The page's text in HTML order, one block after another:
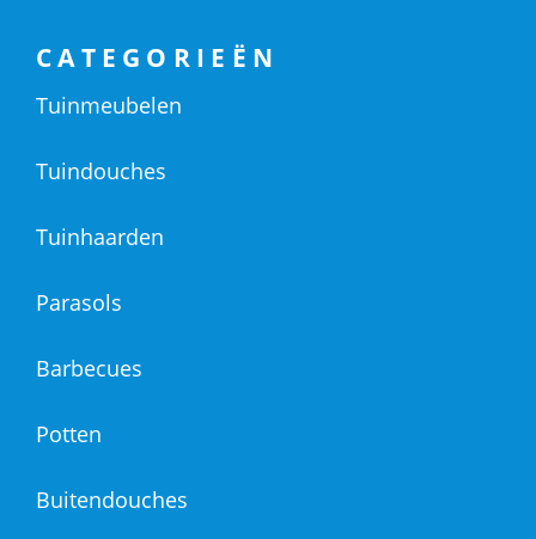
CATEGORIEËN
Tuinmeubelen
Tuindouches
Tuinhaarden
Parasols
Barbecues
Potten
Buitendouches